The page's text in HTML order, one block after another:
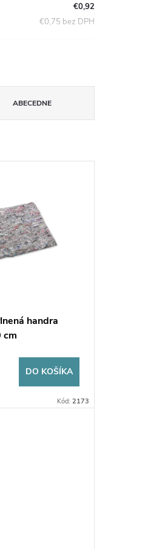
€0,92
€0,75 bez DPH
ABECEDNE
handra
cm
DO KOŠÍKA
Kód: 2173